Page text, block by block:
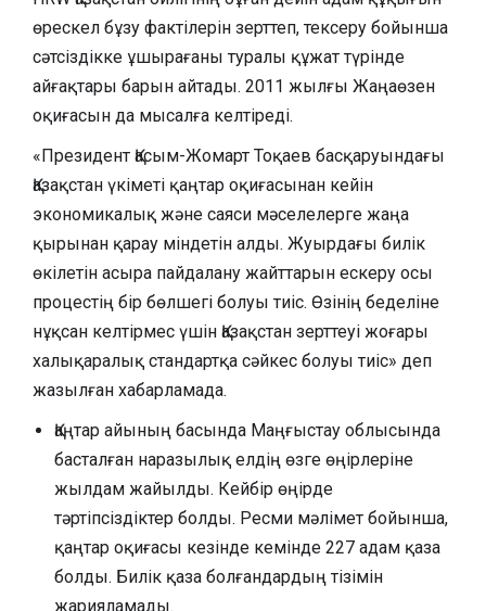
өрескел бұзу фактілерін зерттеп, тексеру бойынша
сәтсіздікке ұшырағаны туралы құжат түрінде
айғақтары барын айтады. 2011 жылғы Жаңаөзен
оқиғасын да мысалға келтіреді.
«Президент Қасым-Жомарт Тоқаев басқаруындағы
Қазақстан үкіметі қаңтар оқиғасынан кейін
экономикалық және саяси мәселелерге жаңа
қырынан қарау міндетін алды. Жуырдағы билік
өкілетін асыра пайдалану жайттарын ескеру осы
процестің бір бөлшегі болуы тиіс. Өзінің беделіне
нұқсан келтірмес үшін Қазақстан зерттеуі жоғары
халықаралық стандартқа сәйкес болуы тиіс» деп
жазылған хабарламада.
Қаңтар айының басында Маңғыстау облысында
басталған наразылық елдің өзге өңірлеріне
жылдам жайылды. Кейбір өңірде
тәртіпсіздіктер болды. Ресми мәлімет бойынша,
қаңтар оқиғасы кезінде кемінде 227 адам қаза
болды. Билік қаза болғандардың тізімін
жарияламады.